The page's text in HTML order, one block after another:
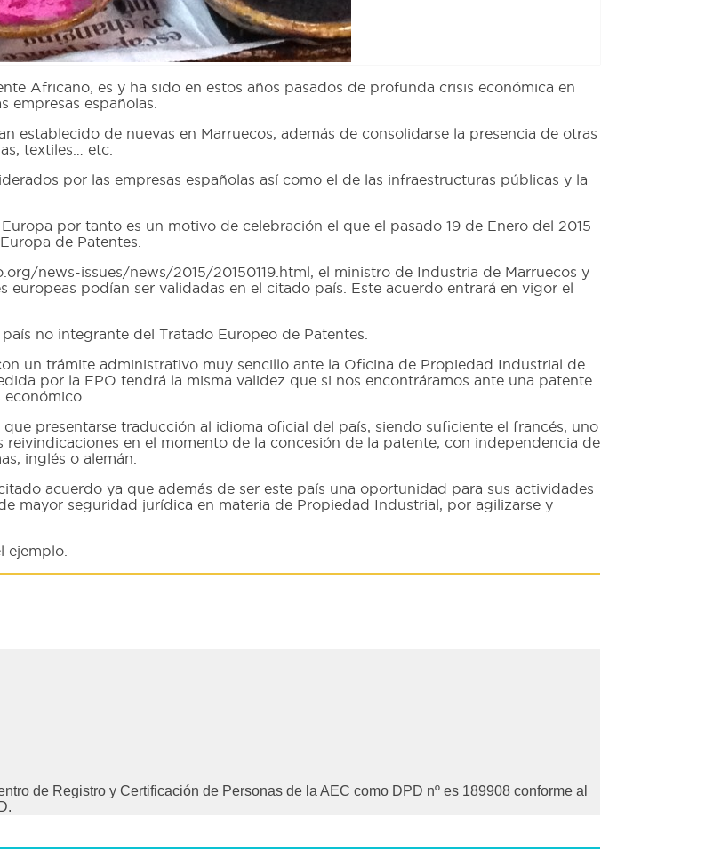
Africano, es y ha sido en estos años pasados de profunda crisis económica en
españolas.
establecido de nuevas en Marruecos, además de consolidarse la presencia de otras
textiles… etc.
por las empresas españolas así como el de las infraestructuras públicas y la
por tanto es un motivo de celebración el que el pasado 19 de Enero del 2015
de Patentes.
news-issues/news/2015/20150119.html, el ministro de Industria de Marruecos y
podían ser validadas en el citado país. Este acuerdo entrará en vigor el
no integrante del Tratado Europeo de Patentes.
un trámite administrativo muy sencillo ante la Oficina de Propiedad Industrial de
por la EPO tendrá la misma validez que si nos encontráramos ante una patente
presentarse traducción al idioma oficial del país, siendo suficiente el francés, uno
en el momento de la concesión de la patente, con independencia de
inglés o alemán.
acuerdo ya que además de ser este país una oportunidad para sus actividades
mayor seguridad jurídica en materia de Propiedad Industrial, por agilizarse y
ejemplo.
de Registro y Certificación de Personas de la AEC como DPD nº es 189908 conforme al